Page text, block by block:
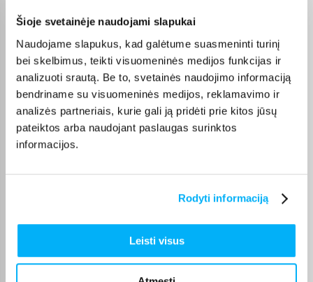
Šioje svetainėje naudojami slapukai
Naudojame slapukus, kad galėtume suasmeninti turinį
bei skelbimus, teikti visuomeninės medijos funkcijas ir
analizuoti srautą. Be to, svetainės naudojimo informaciją
bendriname su visuomeninės medijos, reklamavimo ir
analizės partneriais, kurie gali ją pridėti prie kitos jūsų
pateiktos arba naudojant paslaugas surinktos
informacijos.
Rodyti informaciją
Leisti visus
Pirkėjų atsiliepimai apie prekes
Patvirtintas pirkėjas
Tikrai geras įrankis. Likau patenkinta.
Лопатка металическая , а не алюминиевая !!!